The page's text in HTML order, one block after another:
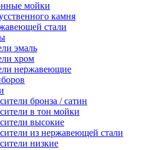
мойки
камня
стали
эмаль
хром
нержавеющие
бронза / сатин
в тон мойки
высокие
из нержавеющей стали
низкие